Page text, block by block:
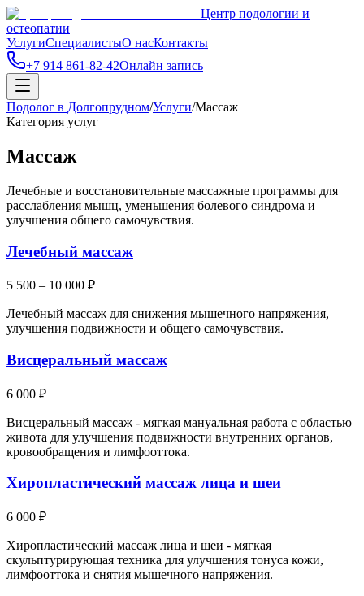
Центр подологии и
остеопатии
УслугиСпециалистыО насКонтакты
+7 914 861-82-42Онлайн запись
Подолог в Долгопрудном/Услуги/Массаж
Категория услуг
Массаж
Лечебные и восстановительные массажные программы для
расслабления мышц, уменьшения болевого синдрома и
улучшения общего самочувствия.
Лечебный массаж
5 500 – 10 000 ₽
Лечебный массаж для снижения мышечного напряжения,
улучшения подвижности и общего самочувствия.
Висцеральный массаж
6 000 ₽
Висцеральный массаж - мягкая мануальная работа с областью
живота для улучшения подвижности внутренних органов,
кровообращения и лимфооттока.
Хиропластический массаж лица и шеи
6 000 ₽
Хиропластический массаж лица и шеи - мягкая
скульптурирующая техника для улучшения тонуса кожи,
лимфооттока и снятия мышечного напряжения.